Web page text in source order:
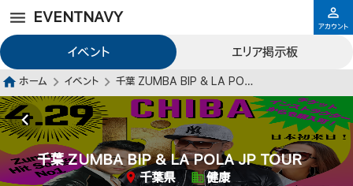
EVENTNAVY
イベント エリア掲示板
アカウント
ホーム イベント 千葉 ZUMBA BIP & LA POLA JP TOUR
千葉 ZUMBA BIP & LA POLA JP TOUR
千葉県 健康